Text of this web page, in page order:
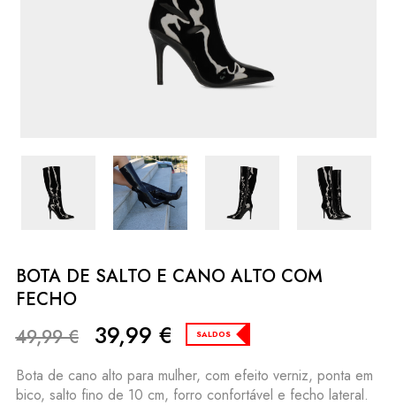
BOTA DE SALTO E CANO ALTO COM
FECHO
49,99€ 39,99 € SALDOS
Bota de cano alto para mulher, com efeito verniz, ponta em
bico, salto fino de 10 cm, forro confortável e fecho lateral.